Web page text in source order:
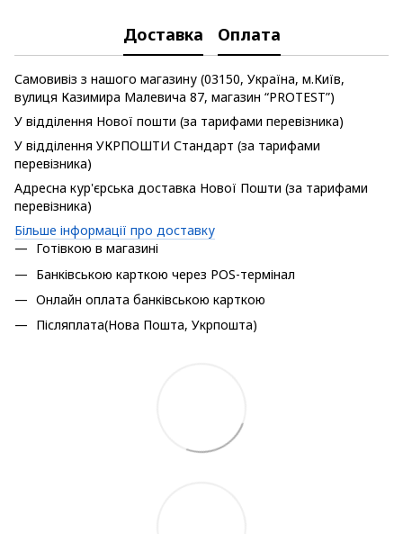
Доставка Оплата
Самовивіз з нашого магазину (03150, Україна, м.Київ,
вулиця Казимира Малевича 87, магазин “PROTEST”)
У відділення Нової пошти (за тарифами перевізника)
У відділення УКРПОШТИ Стандарт (за тарифами
перевізника)
Адресна кур'єрська доставка Нової Пошти (за тарифами
перевізника)
Більше інформації про доставку
Готівкою в магазині
Банківською карткою через POS-термінал
Онлайн оплата банківською карткою
Післяплата(Нова Пошта, Укрпошта)